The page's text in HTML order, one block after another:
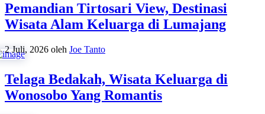
Pemandian Tirtosari View, Destinasi
Wisata Alam Keluarga di Lumajang
2 Juli, 2026 oleh Joe Tanto
Telaga Bedakah, Wisata Keluarga di
Wonosobo Yang Romantis